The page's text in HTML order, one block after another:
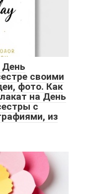
День
своими
фото. Как
на День
с
из